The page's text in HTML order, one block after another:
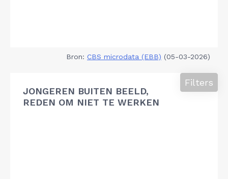
Bron: CBS microdata (EBB) (05-03-2026)
JONGEREN BUITEN BEELD,
REDEN OM NIET TE WERKEN
Filters